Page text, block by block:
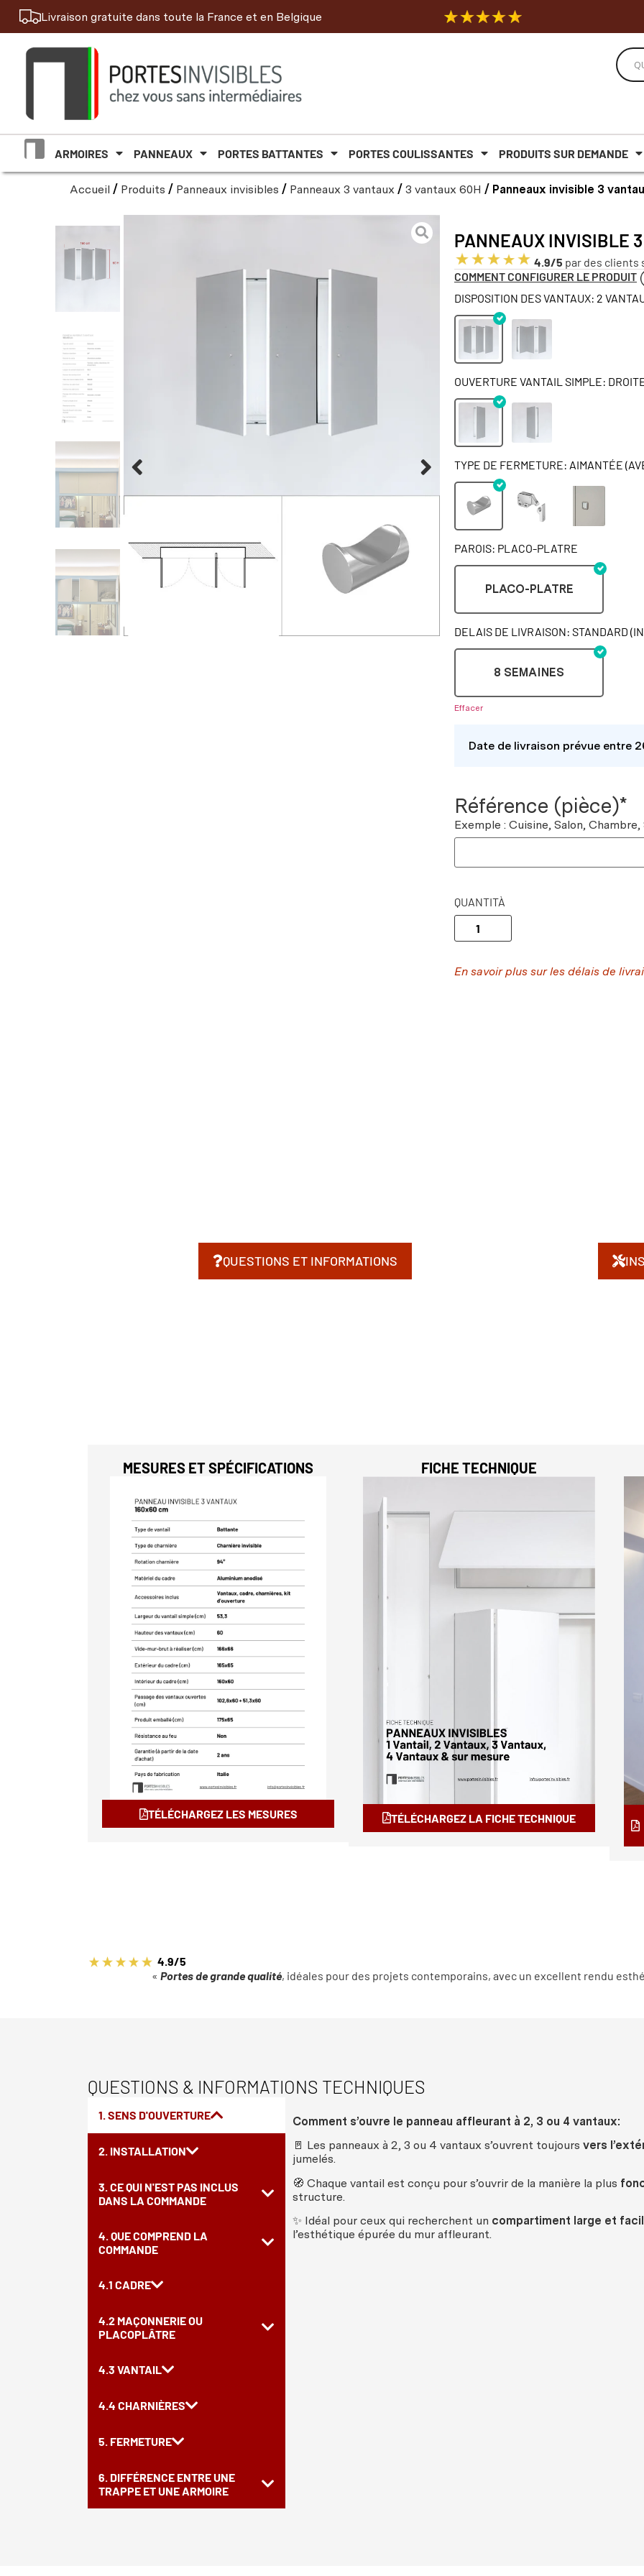
Livraison gratuite dans toute la France et en Belgique
ARMOIRES PANNEAUX PORTES BATTANTES PORTES COULISSANTES PRODUITS SUR DEMANDE
Accueil / Produits / Panneaux invisibles / Panneaux 3 vantaux / 3 vantaux 60H / Panneaux invisible 3
PANNEAUX INVISIBLE
4.9/5 par des clients
COMMENT CONFIGURER LE PRODUIT
DISPOSITION DES VANTAUX: 2
OUVERTURE VANTAIL SIMPLE:
TYPE DE FERMETURE: AIMANTÉE
PAROIS: PLACO-PLATRE
PLACO-PLATRE
DELAIS DE LIVRAISON: STANDARD
8 SEMAINES
Effacer
Date de livraison prévue entre
Référence (pièce)*
Exemple : Cuisine, Salon,
QUANTITÀ
En savoir plus sur les délais de
QUESTIONS ET INFORMATIONS
MESURES ET SPÉCIFICATIONS
TÉLÉCHARGEZ LES MESURES
FICHE TECHNIQUE
TÉLÉCHARGEZ LA FICHE TECHNIQUE
4.9/5
« Portes de grande qualité, idéales pour des projets contemporains, avec un excellent rendu
QUESTIONS & INFORMATIONS TECHNIQUES
1. SENS D'OUVERTURE
2. INSTALLATION
3. CE QUI N'EST PAS INCLUS
DANS LA COMMANDE
4. QUE COMPREND LA
COMMANDE
4.1 CADRE
4.2 MAÇONNERIE OU
PLACOPLÂTRE
4.3 VANTAIL
4.4 CHARNIÈRES
5. FERMETURE
6. DIFFÉRENCE ENTRE UNE
TRAPPE ET UNE ARMOIRE
Comment s’ouvre le panneau affleurant à 2, 3 ou 4 vantaux:
🚪 Les panneaux à 2, 3 ou 4 vantaux s’ouvrent toujours vers l’
jumelés.
🧭 Chaque vantail est conçu pour s’ouvrir de la manière la plus
structure.
✨ Idéal pour ceux qui recherchent un compartiment large et
l’esthétique épurée du mur affleurant.